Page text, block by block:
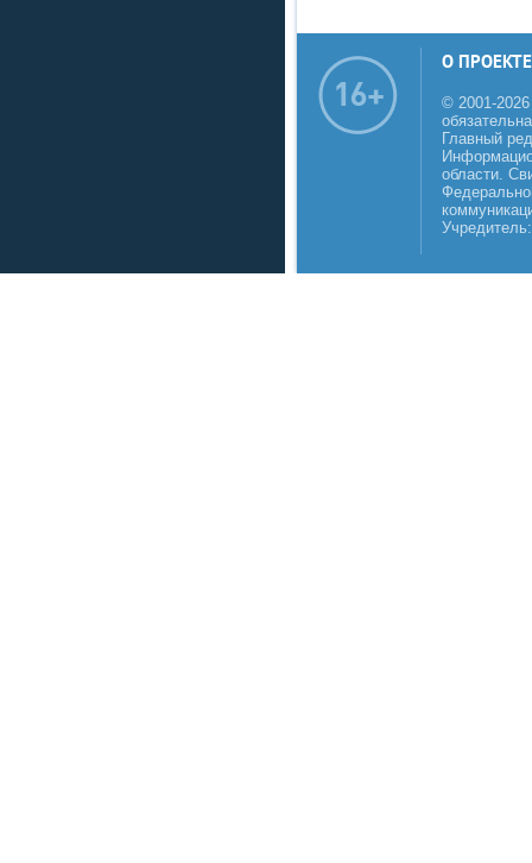
О ПРОЕКТЕ
© 2001-
Главный
области.